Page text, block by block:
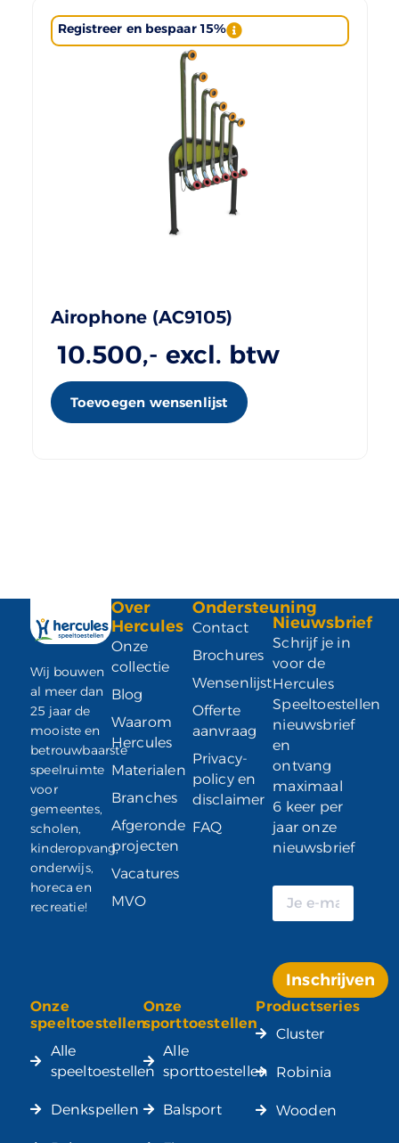
Registreer en bespaar 15%
Airophone (AC9105)
10.500,- excl. btw
Toevoegen wensenlijst
Wij bouwen
al meer dan
25 jaar de
mooiste en
betrouwbaarste
speelruimte
voor
gemeentes,
scholen,
kinderopvang,
onderwijs,
horeca en
recreatie!
Over
Hercules
Onze
collectie
Blog
Waarom
Hercules
Materialen
Branches
Afgeronde
projecten
Vacatures
MVO
Ondersteuning
Contact
Brochures
Wensenlijst
Offerte
aanvraag
Privacy-
policy en
disclaimer
FAQ
Nieuwsbrief
Schrijf je in
voor de
Hercules
Speeltoestellen
nieuwsbrief
en
ontvang
maximaal
6 keer per
jaar onze
nieuwsbrief
Inschrijven
Alternative:
Onze
speeltoestellen
Alle
speeltoestellen
Denkspellen
Onze
sporttoestellen
Alle
sporttoestellen
Balsport
Productseries
Cluster
Robinia
Wooden